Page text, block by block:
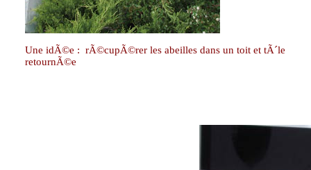
Une idÃ©e : rÃ©cupÃ©rer les abeilles dans un toit et tÃ´le
retournÃ©e